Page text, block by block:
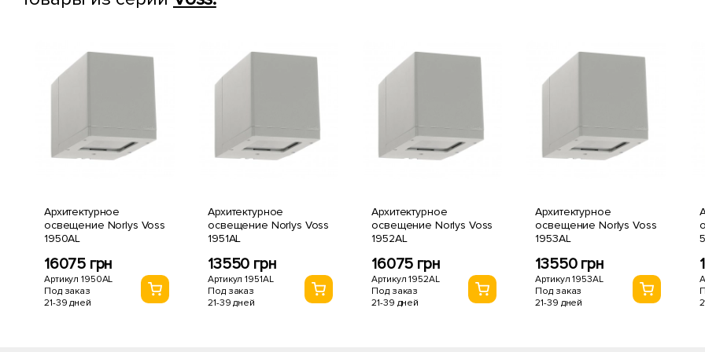
Архитектурное
освещение Norlys Voss
1950AL
16075 грн
Артикул 1950AL
Под заказ
21-39 дней
Архитектурное
освещение Norlys Voss
1951AL
13550 грн
Артикул 1951AL
Под заказ
21-39 дней
Архитектурное
освещение Norlys Voss
1952AL
16075 грн
Артикул 1952AL
Под заказ
21-39 дней
Архитектурное
освещение Norlys Voss
1953AL
13550 грн
Артикул 1953AL
Под заказ
21-39 дней